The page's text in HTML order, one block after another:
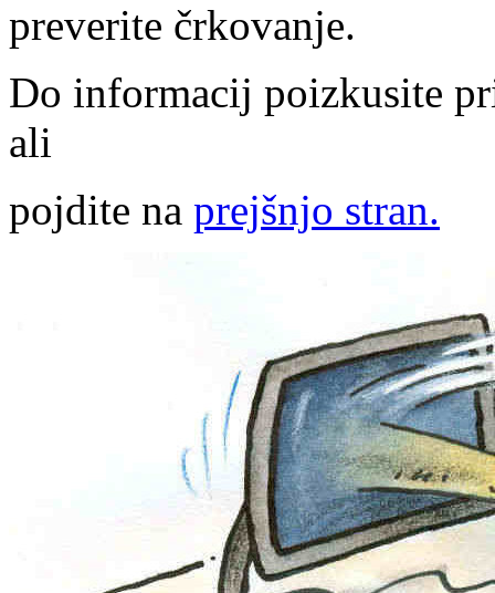
preverite črkovanje.
Do informacij poizkusite
ali
pojdite na prejšnjo stran.